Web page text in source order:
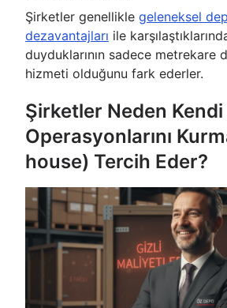
Şirketler genellikle geleneksel
dezavantajları ile
duyduklarının sadece metrekare
hizmeti olduğunu fark ederler.
Şirketler Neden Kendi
Operasyonlarını
house) Tercih Eder?